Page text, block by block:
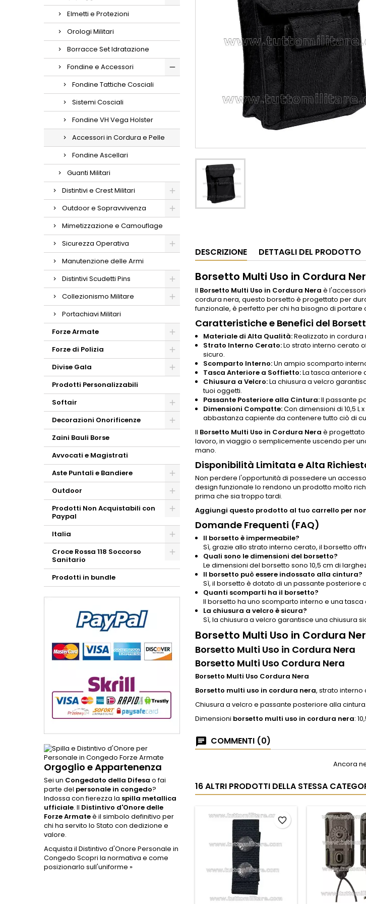
Elmetti e Protezioni
Orologi Militari
Borracce Set Idratazione
Fondine e Accessori
Fondine Tattiche Cosciali
Sistemi Cosciali
Fondine VH Vega Holster
Accessori in Cordura e Pelle
Fondine Ascellari
Guanti Militari
Distintivi e Crest Militari
Outdoor e Sopravvivenza
Mimetizzazione e Camouflage
Sicurezza Operativa
Manutenzione delle Armi
Distintivi Scudetti Pins
Collezionismo Militare
Portachiavi Militari
Forze Armate
Forze di Polizia
Divise Gala
Prodotti Personalizzabili
Softair
Decorazioni Onorificenze
Zaini Bauli Borse
Avvocati e Magistrati
Aste Puntali e Bandiere
Outdoor
Prodotti Non Acquistabili con
Paypal
Italia
Croce Rossa 118 Soccorso
Sanitario
Prodotti in bundle
Orgoglio e Appartenenza
Sei un Congedato della Difesa o fai
parte del personale in congedo?
Indossa con fierezza la spilla metallica
ufficiale. Il Distintivo d'Onore delle
Forze Armateè il simbolo definitivo per
chi ha servito lo Stato con dedizione e
valore.
Acquista il Distintivo d'Onore Personale in
Congedo Scopri la normativa e come
posizionarlo sull'uniforme »
DESCRIZIONE DETTAGLI DEL PRODOTTO
Borsetto Multi Uso in Cordura
Il Borsetto Multi Uso in Cordura Nera è
cordura nera, questo borsetto è progettato per
funzionale, è perfetto per chi ha bisogno di
Caratteristiche e Benefici del
Materiale di Alta Qualità:Realizzato in
Strato Interno Cerato:Lo strato interno cerato
sicuro.
Scomparto Interno:Un ampio scomparto
Tasca Anteriore a Soffietto:La tasca anteriore
Chiusura a Velcro:La chiusura a velcro
tuoi oggetti.
Passante Posteriore alla Cintura:Il passante
Dimensioni Compatte:Con dimensioni di 10,5
abbastanza capiente da contenere tutto ciò di
Il Borsetto Multi Uso in Cordura Nera è progettato
lavoro, in viaggio o semplicemente uscendo per
mano.
Disponibilità Limitata e Alta
Non perdere l'opportunità di possedere un
design funzionale lo rendono un prodotto molto
prima che sia troppo tardi.
Aggiungi questo prodotto al tuo carrello per
Domande Frequenti (FAQ)
Il borsetto è impermeabile?
Sì, grazie allo strato interno cerato, il borsetto
Quali sono le dimensioni del borsetto?
Le dimensioni del borsetto sono 10,5 cm di
Il borsetto può essere indossato alla cintura?
Sì, il borsetto è dotato di un passante posteriore
Quanti scomparti ha il borsetto?
Il borsetto ha uno scomparto interno e una
La chiusura a velcro è sicura?
Sì, la chiusura a velcro garantisce una chiusura
Borsetto Multi Uso in Cordura
Borsetto Multi Uso in Cordura Nera
Borsetto Multi Uso Cordura Nera
Borsetto Multi Uso Cordura Nera
Borsetto multi uso in cordura nera, strato
Chiusura a velcro e passante posteriore alla cintura.
Dimensioni borsetto multi uso in cordura nera:
COMMENTI (0)
Ancora
16 ALTRI PRODOTTI DELLA STESSA
favorite_border